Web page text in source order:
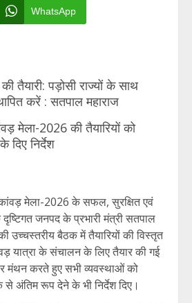
WhatsApp
तैयारी: पड़ोसी राज्यों के साथ
करें : सतपाल महाराज
मेला-2026 की तैयारियों को
निर्देश
कांवड़ मेला-2026 के सफल, सुरक्षित एवं
जनपद के प्रभारी मंत्री सतपाल
उच्चस्तरीय बैठक में तैयारियों की विस्तृत
यात्रा के संचालन के लिए तैयार की गई
मंथन करते हुए सभी व्यवस्थाओं को
अंतिम रूप देने के भी निर्देश दिए।